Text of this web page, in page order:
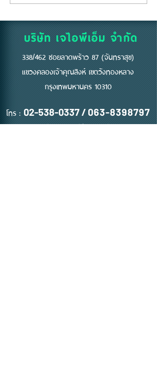
พลาสติก... แต่คือ "ด่าน
แรก" ของความปลอดภัย
บริษัท เจไอพีเอ็ม จำกัด
338/462 ซอยลาดพร้าว 87 (จันทราสุข)
แขวงคลองเจ้าคุณสิงห์ เขตวังทองหลาง
กรุงเทพมหานคร 10310
โทร : 02-538-0337 / 063-8398797
Email :jipm.mkt@gmail.com